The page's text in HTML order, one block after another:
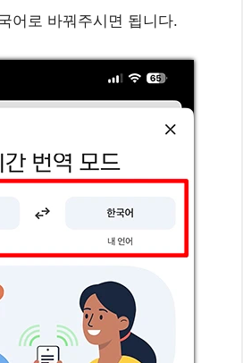
어로 바꿔주시면 됩니다.